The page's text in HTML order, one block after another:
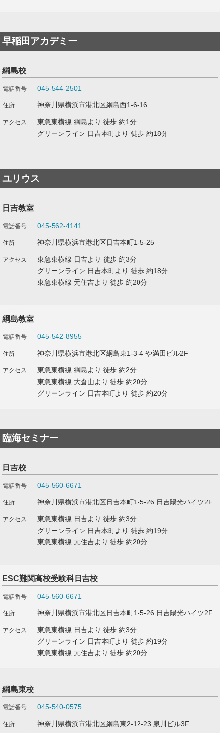
早稲田アカデミー
綱島校
045-544-2501
神奈川県横浜市港北区綱島西1-6-16
東急東横線 綱島より 徒歩 約1分
グリーンライン 日吉本町より 徒歩 約18分
ユリウス
日吉教室
045-562-4141
神奈川県横浜市港北区日吉本町1-5-25
東急東横線 日吉より 徒歩 約3分
グリーンライン 日吉本町より 徒歩 約18分
東急東横線 元住吉より 徒歩 約20分
綱島教室
045-542-8955
神奈川県横浜市港北区綱島東1-3-4 や満田ビル2F
東急東横線 綱島より 徒歩 約2分
東急東横線 大倉山より 徒歩 約20分
グリーンライン 日吉本町より 徒歩 約20分
臨海セミナー
日吉校
045-560-6671
神奈川県横浜市港北区日吉本町1-5-26 日吉陽光ハイツ2F
東急東横線 日吉より 徒歩 約3分
グリーンライン 日吉本町より 徒歩 約19分
東急東横線 元住吉より 徒歩 約20分
ESC難関高校受験科日吉校
045-560-6671
神奈川県横浜市港北区日吉本町1-5-26 日吉陽光ハイツ2F
東急東横線 日吉より 徒歩 約3分
グリーンライン 日吉本町より 徒歩 約19分
東急東横線 元住吉より 徒歩 約20分
綱島東校
045-540-0575
神奈川県横浜市港北区綱島東2-12-23 泉川ビル3F